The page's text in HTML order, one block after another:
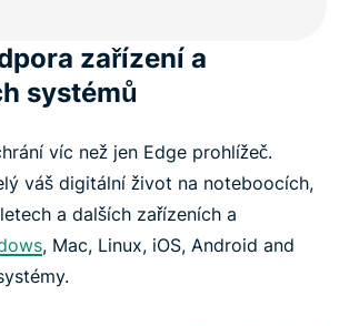
zařízení a
systémů
víc než jen Edge prohlížeč.
váš digitální život na noteboocích,
a dalších zařízeních a
, Mac, Linux, iOS, Android and